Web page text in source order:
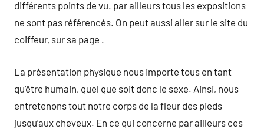
différents points de vu. par ailleurs tous les expositions
ne sont pas référencés. On peut aussi aller sur le site du
coiffeur, sur sa page .
La présentation physique nous importe tous en tant
qu’être humain, quel que soit donc le sexe. Ainsi, nous
entretenons tout notre corps de la fleur des pieds
jusqu’aux cheveux. En ce qui concerne par ailleurs ces